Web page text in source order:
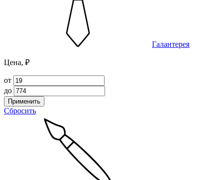
Галантерея
Цена, ₽
от
до
Применить
Сбросить